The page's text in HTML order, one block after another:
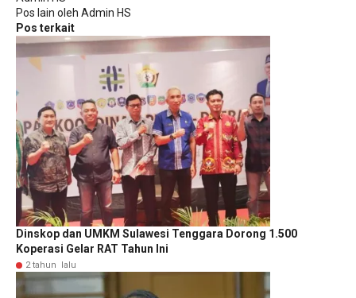
Pos lain oleh Admin HS
Pos terkait
Dinskop dan UMKM Sulawesi Tenggara Dorong 1.500
Koperasi Gelar RAT Tahun Ini
2 tahun lalu